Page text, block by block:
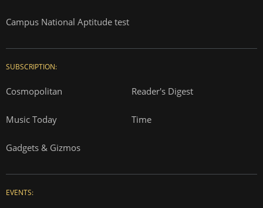
Campus National Aptitude test
SUBSCRIPTION:
Cosmopolitan Reader's Digest
Music Today Time
Gadgets & Gizmos
EVENTS: